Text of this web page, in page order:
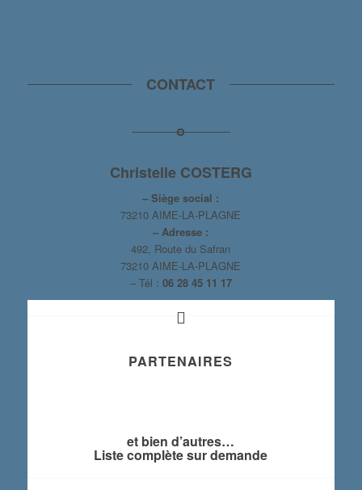
CONTACT
Christelle COSTERG
– Siège social :
73210 AIME-LA-PLAGNE
– Adresse :
492, Route du Safran
73210 AIME-LA-PLAGNE
– Tél : 06 28 45 11 17
PARTENAIRES
et bien d’autres…
Liste complète sur demande